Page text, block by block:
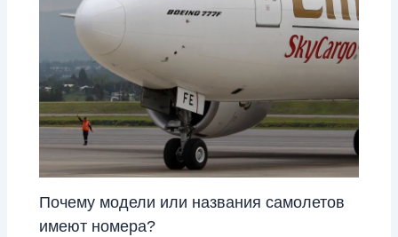
Почему модели или названия самолетов
имеют номера?